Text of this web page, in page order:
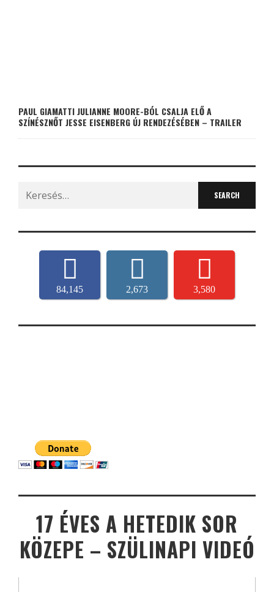
PAUL GIAMATTI JULIANNE MOORE-BÓL CSALJA ELŐ A
SZÍNÉSZNŐT JESSE EISENBERG ÚJ RENDEZÉSÉBEN – TRAILER
Search
for:
84,145 2,673 3,580
17 ÉVES A HETEDIK SOR
KÖZEPE – SZÜLINAPI VIDEÓ